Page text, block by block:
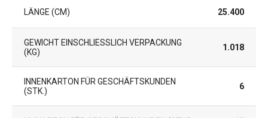
LÄNGE (CM) 25.400
GEWICHT EINSCHLIESSLICH VERPACKUNG (
KG)
1.018
INNENKARTON FÜR GESCHÄFTSKUNDEN
(STK.)
6